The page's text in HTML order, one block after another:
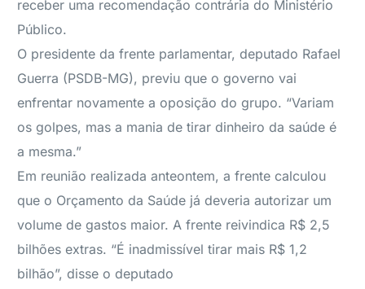
receber uma recomendação contrária do Ministério
Público.
O presidente da frente parlamentar, deputado Rafael
Guerra (PSDB-MG), previu que o governo vai
enfrentar novamente a oposição do grupo. “Variam
os golpes, mas a mania de tirar dinheiro da saúde é
a mesma.”
Em reunião realizada anteontem, a frente calculou
que o Orçamento da Saúde já deveria autorizar um
volume de gastos maior. A frente reivindica R$ 2,5
bilhões extras. “É inadmissível tirar mais R$ 1,2
bilhão”, disse o deputado